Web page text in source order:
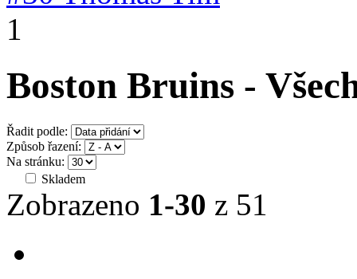
1
Boston Bruins -
Řadit podle:
Způsob řazení:
Na stránku:
Skladem
Zobrazeno 1-30 z 51